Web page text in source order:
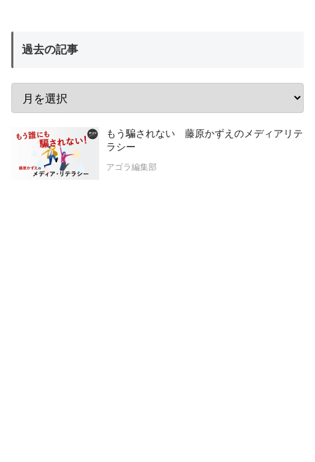
過去の記事
もう騙されない 藤原かずえのメディアリテ
ラシー
アゴラ編集部